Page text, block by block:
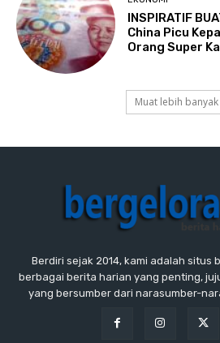
INSPIRATIF
China Picu
Orang Super
Muat lebih banyak
Berdiri sejak 2014, kami adalah situs
berbagai berita harian yang penting,
yang bersumber dari narasumber-